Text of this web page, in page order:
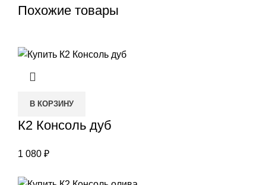
Похожие товары
В КОРЗИНУ
К2 Консоль дуб
1 080 ₽